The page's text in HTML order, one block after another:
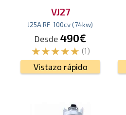
VJ27
J25A RF 100cv(74kw)
Desde 490€
(1)
Vistazo rápido